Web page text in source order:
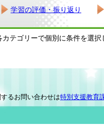
学習の評価・振り返り
テゴリーで個別に条件を選択
るお問い合わせは特別支援教育